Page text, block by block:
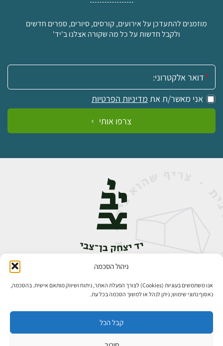
ניהול הסכמה
אנו משתמשים בעוגיות (Cookies) לצורך הפעלת האתר, ניתוח ושיווק מותאם אישית. בהסכמה,
נאסוף נתוני שימוש; ניתן לנהל או למשוך הסכמה בכל עת.
קבל הכל
מוזמנים להתעדכן על אירועים, קורסים, סיורים, ספרים חדשים
ולקבל חדשות על כל מה שקורה אצלנו ב'יד'
אימייל:
אני מאשר/ת את מדיניות הפרטיות
צרפו אותי
אבן גבירול 14, רחביה, ירושלים